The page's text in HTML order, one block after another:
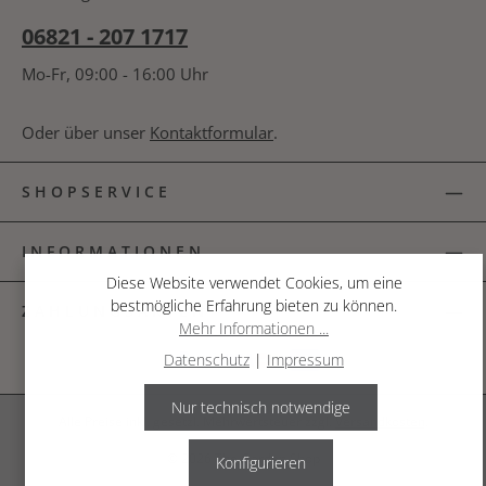
06821 - 207 1717
Mo-Fr, 09:00 - 16:00 Uhr
Oder über unser Kontaktformular.
SHOPSERVICE
INFORMATIONEN
ZAHLUNGSARTEN
© 2026 The Garden Shop
Alle Preise inkl. gesetzl. Mehrwertsteuer zzgl.Versandkosten
Diese Website verwendet Cookies, um eine
bestmögliche Erfahrung bieten zu können.
Mehr Informationen ...
Datenschutz | Impressum
Nur technisch notwendige
Konfigurieren